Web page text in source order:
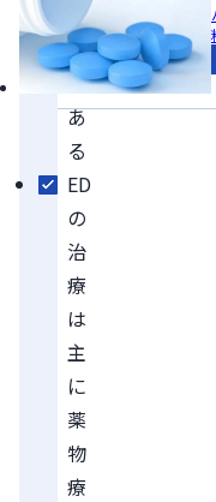
重
要
で
あ
る
ED
の
治
療
は
主
に
薬
物
療